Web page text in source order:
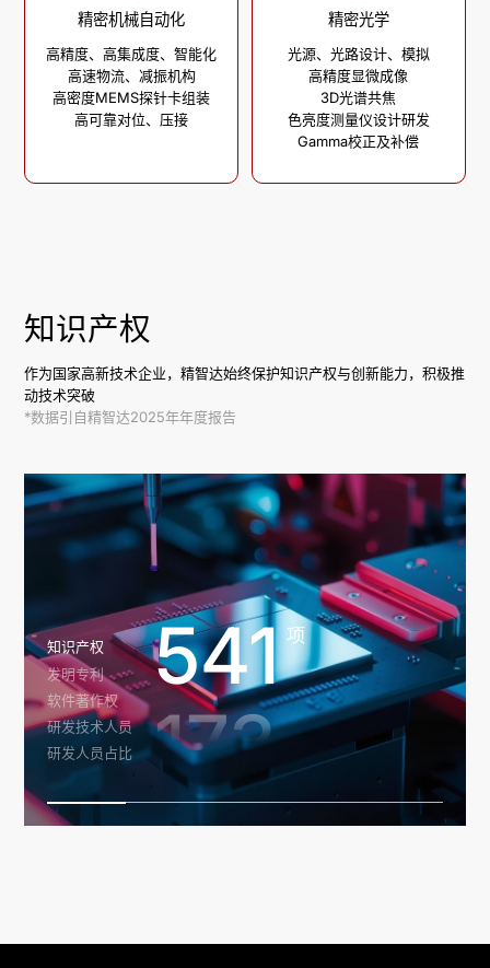
精密机械自动化
高精度、高集成度、智能化
高速物流、减振机构
高密度MEMS探针卡组装
高可靠对位、压接
精密光学
光源、光路设计、模拟
高精度显微成像
3D光谱共焦
色亮度测量仪设计研发
Gamma校正及补偿
知识产权
作为国家高新技术企业，精智达始终保护知识产权与创新能力，积极推
动技术突破
*数据引自精智达2025年年度报告
知识产权
发明专利
软件著作权
研发技术人员
研发人员占比
541 项
173 项
250
437